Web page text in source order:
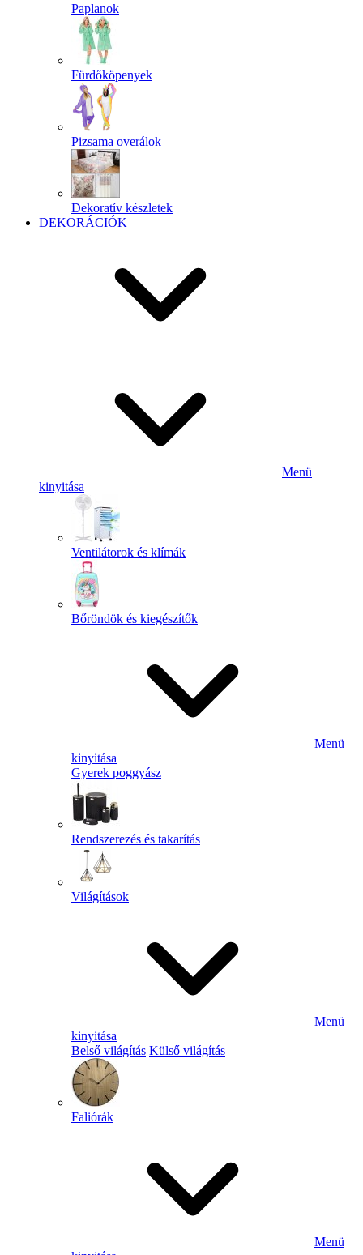
Paplanok
Fürdőköpenyek
Pizsama overálok
Dekoratív készletek
DEKORÁCIÓK
Menü
kinyitása
Ventilátorok és klímák
Bőröndök és kiegészítők
Menü
kinyitása
Gyerek poggyász
Rendszerezés és takarítás
Világítások
Menü
kinyitása
Belső világítás Külső világítás
Faliórák
Menü